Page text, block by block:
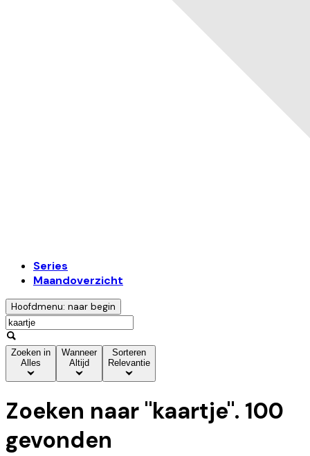
Series
Maandoverzicht
Hoofdmenu: naar begin
Zoeken in
Alles
Wanneer
Altijd
Sorteren
Relevantie
Zoeken naar "kaartje". 100
gevonden